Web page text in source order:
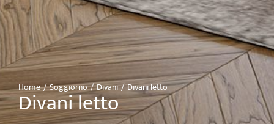
Tu sei qui:
Home Soggiorno Divani Divani letto
Divani letto